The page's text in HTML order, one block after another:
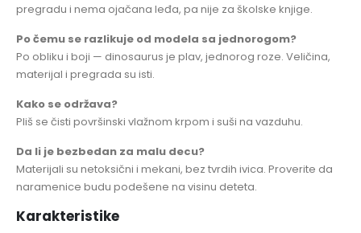
pregradu i nema ojačana leđa, pa nije za školske knjige.
Po čemu se razlikuje od modela sa jednorogom?
Po obliku i boji — dinosaurus je plav, jednorog roze. Veličina,
materijal i pregrada su isti.
Kako se održava?
Pliš se čisti površinski vlažnom krpom i suši na vazduhu.
Da li je bezbedan za malu decu?
Materijali su netoksični i mekani, bez tvrdih ivica. Proverite da
naramenice budu podešene na visinu deteta.
Karakteristike